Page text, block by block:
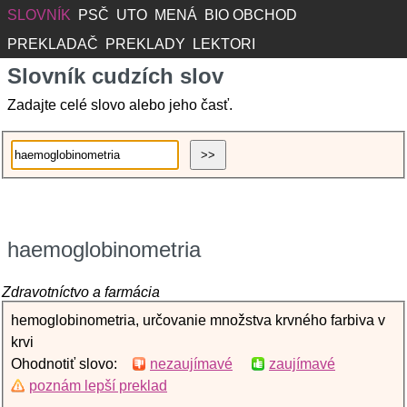
SLOVNÍK PSČ UTO MENÁ
BIO OBCHOD
PREKLADAČ
PREKLADY LEKTORI
Slovník cudzích slov
Zadajte celé slovo alebo jeho časť.
haemoglobinometria
Zdravotníctvo a farmácia
hemoglobinometria, určovanie množstva krvného farbiva v
krvi
Ohodnotiť slovo:
nezaujímavé
zaujímavé
poznám lepší preklad